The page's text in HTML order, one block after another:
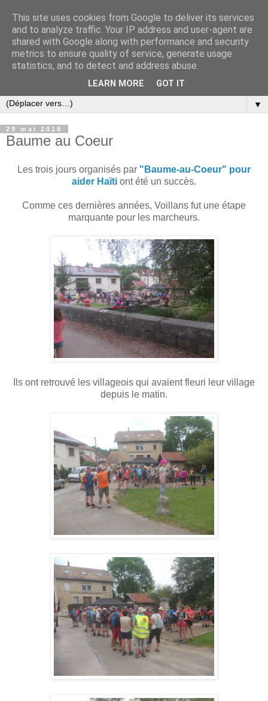
▼
29 mai 2018
Baume au Coeur
Les trois jours organisés par "Baume-au-Coeur" pour
aider Haïti ont été un succès.
Comme ces dernières années, Voillans fut une étape
marquante pour les marcheurs.
Ils ont retrouvé les villageois qui avaient fleuri leur village
depuis le matin.
This site uses cookies from Google to deliver its services
and to analyze traffic. Your IP address and user-agent are
shared with Google along with performance and security
metrics to ensure quality of service, generate usage
statistics, and to detect and address abuse.
LEARN MORE GOT IT